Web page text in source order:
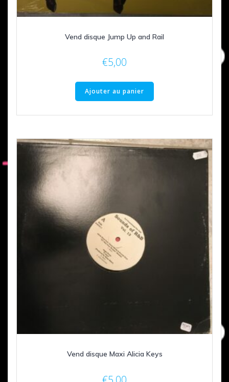
Vend disque Jump Up and Rail
€5,00
Ajouter au panier
Vend disque Maxi Alicia Keys